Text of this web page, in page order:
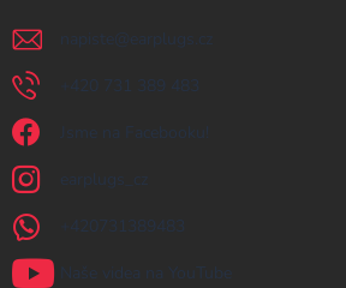
napiste @ earplugs.cz
+420 731 389 483
Jsme na Facebooku!
earplugs_cz
+420731389483
Naše videa na YouTube